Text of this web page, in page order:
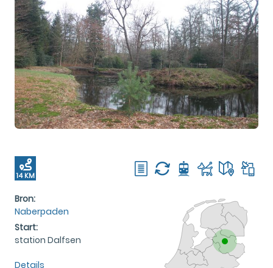
14 KM
Bron:
Naberpaden
Start:
station Dalfsen
Details